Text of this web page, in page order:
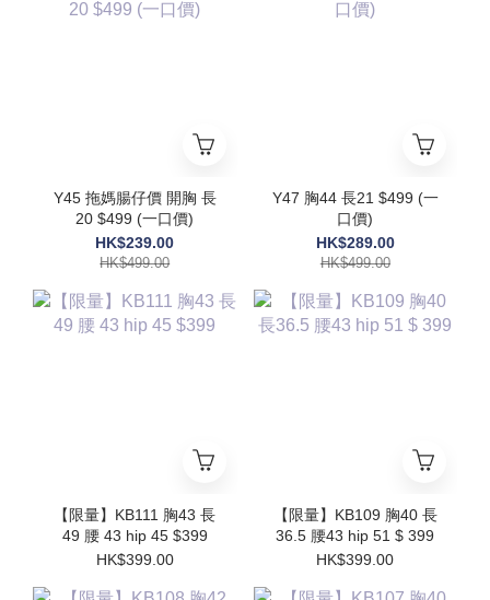
Y45 拖媽腸仔價 開胸 長
20 $499 (一口價)
HK$239.00
HK$499.00
Y47 胸44 長21 $499 (一
口價)
HK$289.00
HK$499.00
【限量】KB111 胸43 長
49 腰 43 hip 45 $399
HK$399.00
【限量】KB109 胸40 長
36.5 腰43 hip 51 $ 399
HK$399.00